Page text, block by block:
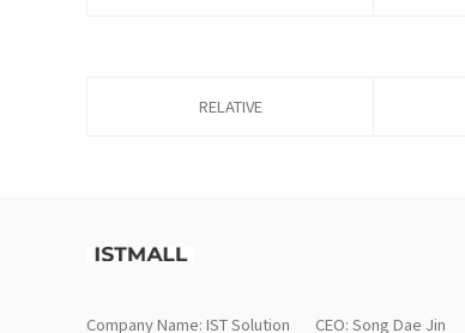
RELATIVE
Company Name: IST Solution CEO: Song Dae Jin